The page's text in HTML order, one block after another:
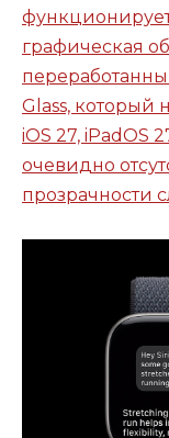
графическая
Glass, который
iOS 27, iPadOS
очевидно
прозрачности